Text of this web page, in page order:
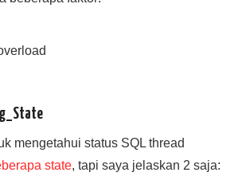
mengetahui status SQL thread
state, tapi saya jelaskan 2 saja: